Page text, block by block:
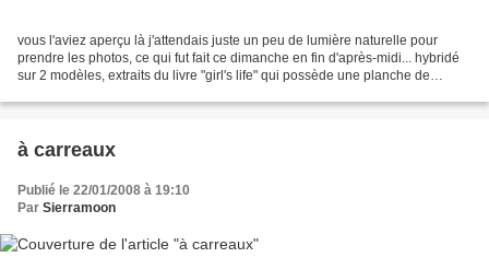
vous l'aviez aperçu là j'attendais juste un peu de lumière naturelle pour
prendre les photos, ce qui fut fait ce dimanche en fin d'après-midi... hybridé
sur 2 modèles, extraits du livre "girl's life" qui possède une planche de
à carreaux
Publié le 22/01/2008 à 19:10
Par Sierramoon